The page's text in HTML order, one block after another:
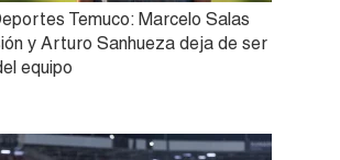
Temuco: Marcelo Salas
y Arturo Sanhueza deja de ser
equipo